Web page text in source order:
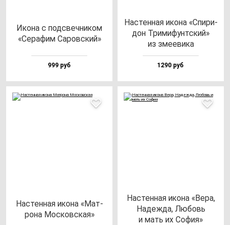
Ико­на с под­свеч­ни­ком
«Сера­фим Саров­ский»
999 руб
Нас­тен­ная ико­на «Спи­ри­
дон Три­ми­фунт­ский»
из зме­еви­ка
1290 руб
Нас­тен­ная ико­на «Мат­
ро­на Мос­ков­ская»
Нас­тен­ная ико­на «Вера,
Надеж­да, Любовь
и мать их София»